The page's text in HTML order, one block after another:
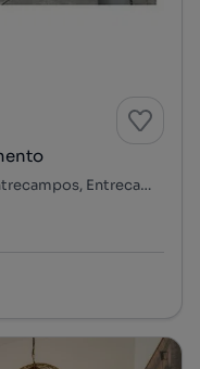
Rua Adriano Correia de Oliveira - Entrecampos, Entrecampos, Avenidas Novas, Lisboa, Lisboa